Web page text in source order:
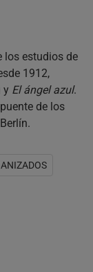
los estudios de
1912,
y El ángel azul.
de los